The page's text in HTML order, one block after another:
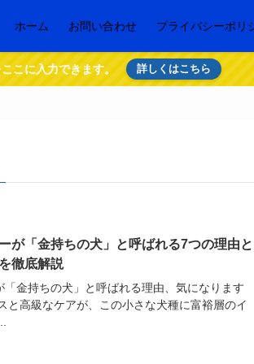
ホーム お問い合わせ プライバシーポリ
こに入力できます。 詳しくはこちら
が「金持ちの犬」と呼ばれる7つの理由と
徹底解説
金持ちの犬」と呼ばれる理由、気になります
と高級なケアが、この小さな犬種に富裕層のイ